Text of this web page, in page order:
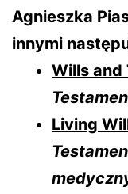
Agnieszka
innymi
Wills and
Living